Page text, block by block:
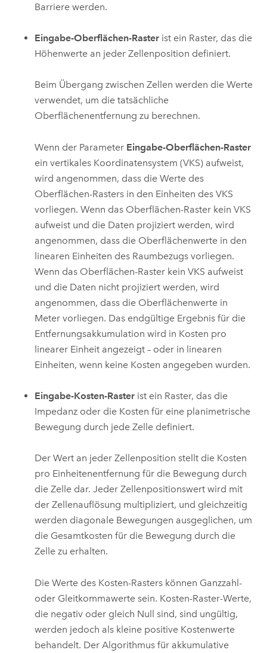
Barriere werden.
Eingabe-Oberflächen-Raster ist ein Raster, das die
Höhenwerte an jeder Zellenposition definiert.
Beim Übergang zwischen Zellen werden die Werte
verwendet, um die tatsächliche
Oberflächenentfernung zu berechnen.
Wenn der Parameter Eingabe-Oberflächen-Raster
ein vertikales Koordinatensystem (VKS) aufweist,
wird angenommen, dass die Werte des
Oberflächen-Rasters in den Einheiten des VKS
vorliegen. Wenn das Oberflächen-Raster kein VKS
aufweist und die Daten projiziert werden, wird
angenommen, dass die Oberflächenwerte in den
linearen Einheiten des Raumbezugs vorliegen.
Wenn das Oberflächen-Raster kein VKS aufweist
und die Daten nicht projiziert werden, wird
angenommen, dass die Oberflächenwerte in
Meter vorliegen. Das endgültige Ergebnis für die
Entfernungsakkumulation wird in Kosten pro
linearer Einheit angezeigt – oder in linearen
Einheiten, wenn keine Kosten angegeben wurden.
Eingabe-Kosten-Raster ist ein Raster, das die
Impedanz oder die Kosten für eine planimetrische
Bewegung durch jede Zelle definiert.
Der Wert an jeder Zellenposition stellt die Kosten
pro Einheitenentfernung für die Bewegung durch
die Zelle dar. Jeder Zellenpositionswert wird mit
der Zellenauflösung multipliziert, und gleichzeitig
werden diagonale Bewegungen ausgeglichen, um
die Gesamtkosten für die Bewegung durch die
Zelle zu erhalten.
Die Werte des Kosten-Rasters können Ganzzahl-
oder Gleitkommawerte sein. Kosten-Raster-Werte,
die negativ oder gleich Null sind, sind ungültig,
werden jedoch als kleine positive Kostenwerte
behandelt. Der Algorithmus für akkumulative